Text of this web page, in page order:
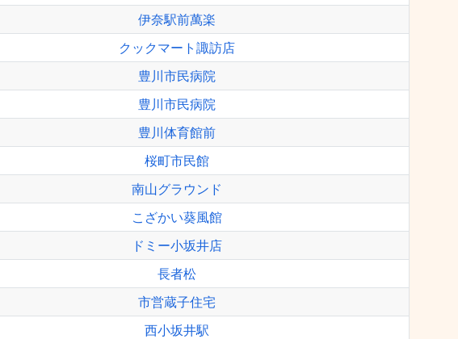
伊奈駅前萬楽
クックマート諏訪店
豊川市民病院
豊川市民病院
豊川体育館前
桜町市民館
南山グラウンド
こざかい葵風館
ドミー小坂井店
長者松
市営蔵子住宅
西小坂井駅